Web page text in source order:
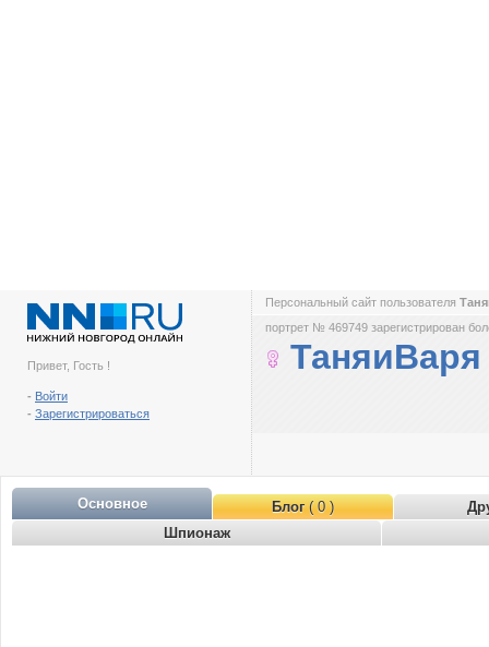
Привет, Гость !
- Войти
- Зарегистрироваться
Персональный сайт пользователя
портрет № 469749 зарегистрирован
ТаняиВаря
Основное Блог( 0 )
Шпионаж